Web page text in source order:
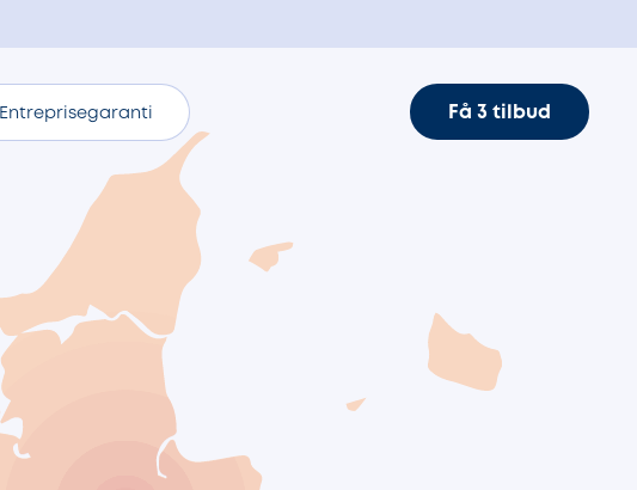
Entreprisegaranti Få 3 tilbud